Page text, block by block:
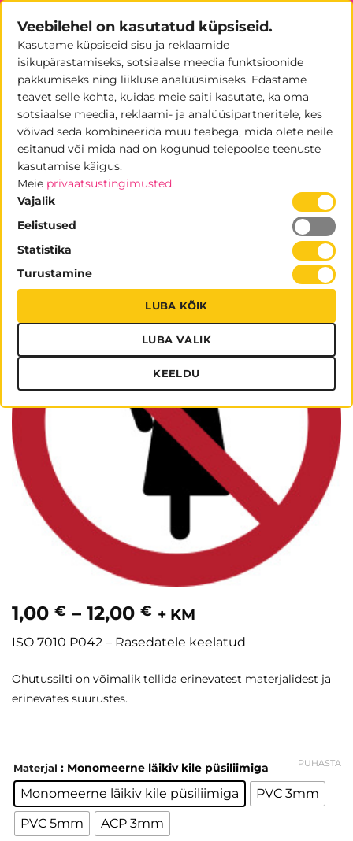
Skip
content
Rasedatele keelatud
1,00 € – 12,00 € Hinnavahemik:
1,00 €
kuni
12,00 €
+ KM
ISO 7010 P042 – Rasedatele keelatud
Ohutussilti on võimalik tellida erinevatest materjalidest ja
erinevates suurustes.
Materjal : Monomeerne läikiv kile püsiliimiga
Monomeerne läikiv kile püsiliimiga
PVC 3mm
PVC 5mm
ACP 3mm
PUHASTA
Veebilehel on kasutatud küpsiseid.
Kasutame küpsiseid sisu ja reklaamide
isikupärastamiseks, sotsiaalse meedia funktsioonide
pakkumiseks ning liikluse analüüsimiseks. Edastame
teavet selle kohta, kuidas meie saiti kasutate, ka oma
sotsiaalse meedia, reklaami- ja analüüsipartneritele, kes
võivad seda kombineerida muu teabega, mida olete neile
esitanud või mida nad on kogunud teiepoolse teenuste
kasutamise käigus.
Meie privaatsustingimusted.
Vajalik
Eelistused
Statistika
Turustamine
LUBA KÕIK
LUBA VALIK
KEELDU